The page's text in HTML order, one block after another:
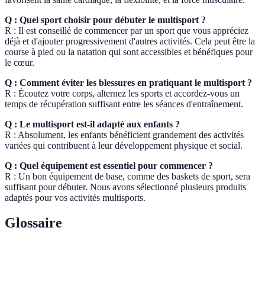
Q : Quel sport choisir pour débuter le multisport ?
R : Il est conseillé de commencer par un sport que vous appréciez
déjà et d'ajouter progressivement d'autres activités. Cela peut être la
course à pied ou la natation qui sont accessibles et bénéfiques pour
le cœur.
Q : Comment éviter les blessures en pratiquant le multisport ?
R : Écoutez votre corps, alternez les sports et accordez-vous un
temps de récupération suffisant entre les séances d'entraînement.
Q : Le multisport est-il adapté aux enfants ?
R : Absolument, les enfants bénéficient grandement des activités
variées qui contribuent à leur développement physique et social.
Q : Quel équipement est essentiel pour commencer ?
R : Un bon équipement de base, comme des baskets de sport, sera
suffisant pour débuter. Nous avons sélectionné plusieurs produits
adaptés pour vos activités multisports.
Glossaire